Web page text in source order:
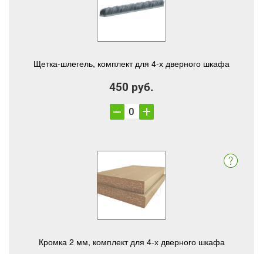
Щетка-шлегель, комплект для 4-х дверного шкафа
450 руб.
Кромка 2 мм, комплект для 4-х дверного шкафа